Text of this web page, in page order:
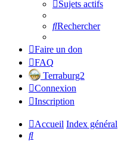
Sujets actifs
Rechercher
Faire un don
FAQ
Terraburg2
Connexion
Inscription
Accueil Index général
Rechercher